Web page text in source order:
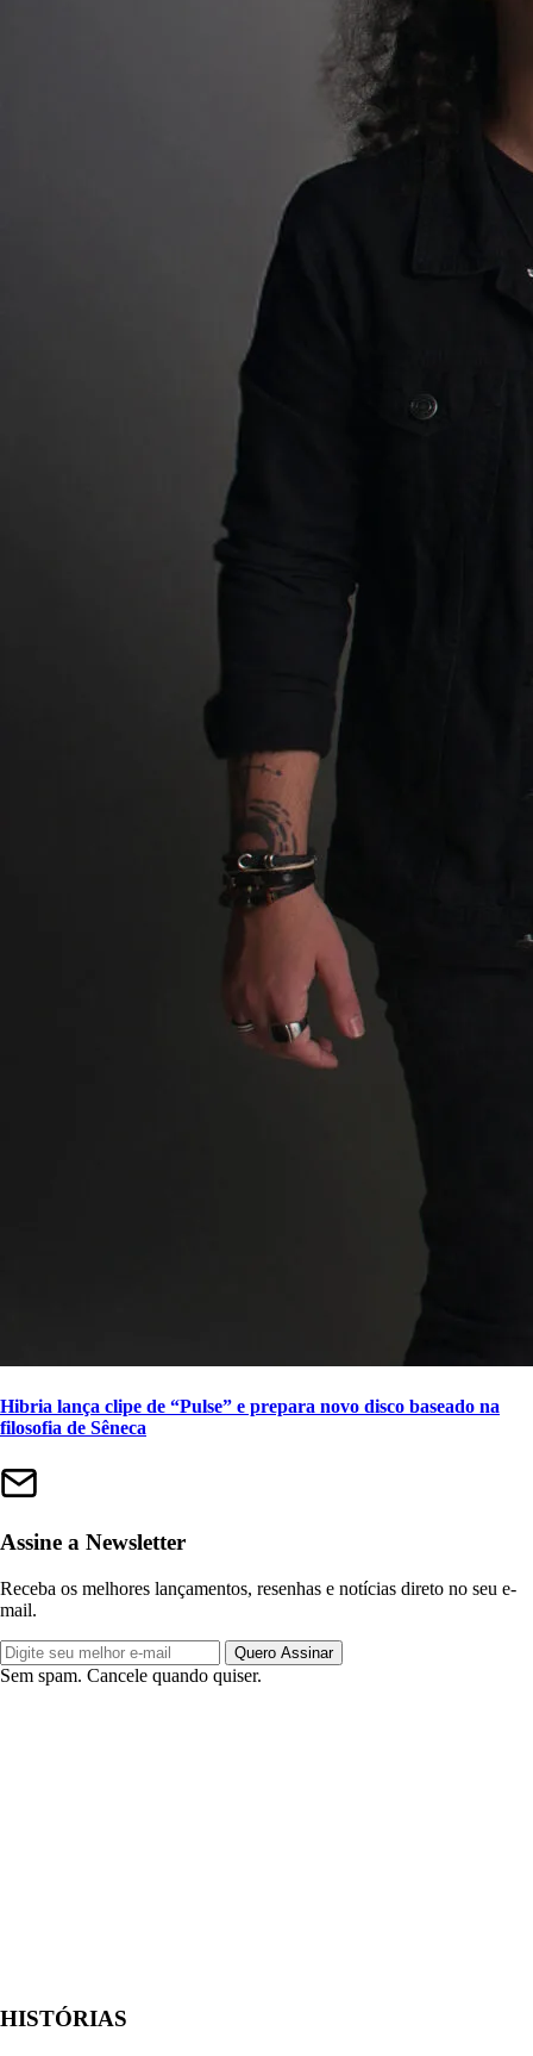
Hibria lança clipe de “Pulse” e prepara novo disco baseado na
filosofia de Sêneca
Assine a Newsletter
Receba os melhores lançamentos, resenhas e notícias direto no seu e-
mail.
Quero Assinar
Sem spam. Cancele quando quiser.
HISTÓRIAS